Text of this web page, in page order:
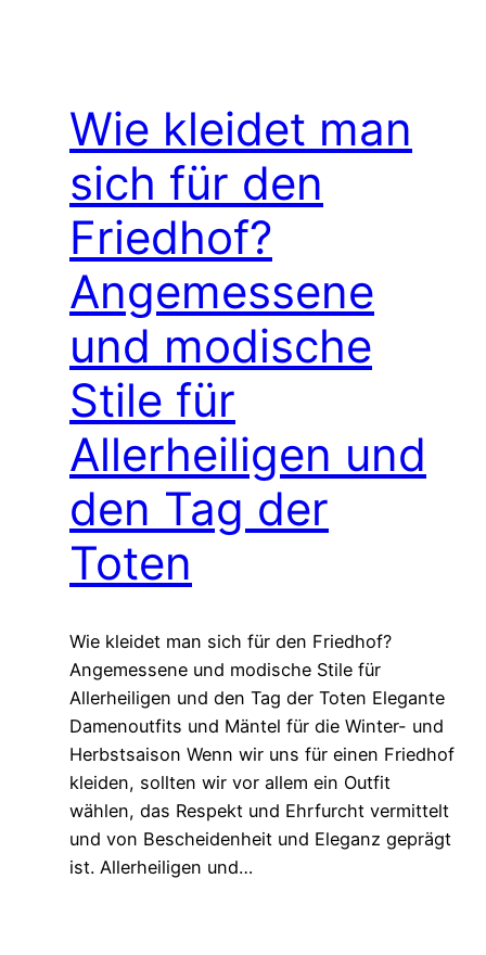
Wie kleidet man
sich für den
Friedhof?
Angemessene
und modische
Stile für
Allerheiligen und
den Tag der
Toten
Wie kleidet man sich für den Friedhof?
Angemessene und modische Stile für
Allerheiligen und den Tag der Toten Elegante
Damenoutfits und Mäntel für die Winter- und
Herbstsaison Wenn wir uns für einen Friedhof
kleiden, sollten wir vor allem ein Outfit
wählen, das Respekt und Ehrfurcht vermittelt
und von Bescheidenheit und Eleganz geprägt
ist. Allerheiligen und…